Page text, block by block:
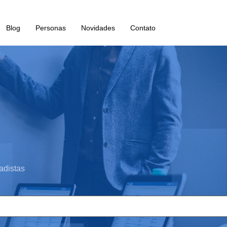
Blog Personas Novidades Contato